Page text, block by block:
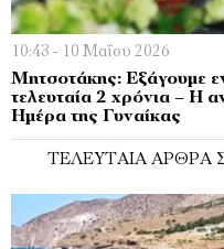
10:43 - 10 Μαΐου 2026
Μητσοτάκης: Εξάγουμε
τελευταία 2 χρόνια – Η
Ημέρα της Γυναίκας
ΤΕΛΕΥΤΑΊΑ ΆΡΘΡΑ